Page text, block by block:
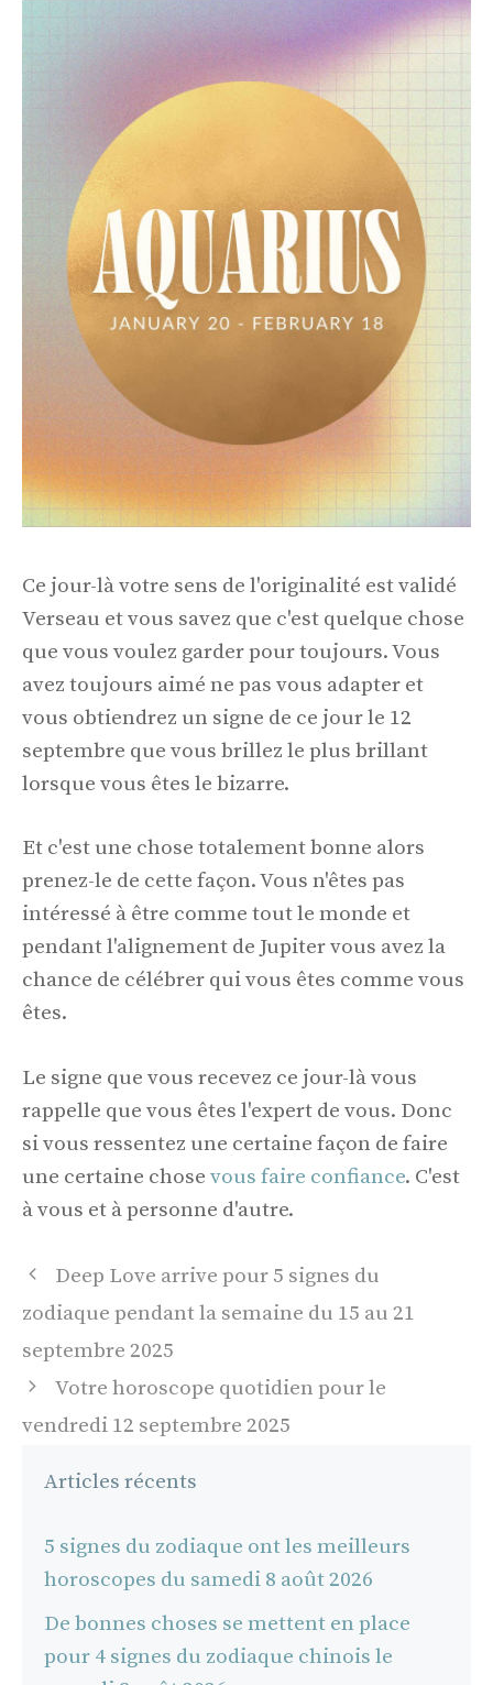
Ce jour-là votre sens de l'originalité est validé
Verseau et vous savez que c'est quelque chose
que vous voulez garder pour toujours. Vous
avez toujours aimé ne pas vous adapter et
vous obtiendrez un signe de ce jour le 12
septembre que vous brillez le plus brillant
lorsque vous êtes le bizarre.
Et c'est une chose totalement bonne alors
prenez-le de cette façon. Vous n'êtes pas
intéressé à être comme tout le monde et
pendant l'alignement de Jupiter vous avez la
chance de célébrer qui vous êtes comme vous
êtes.
Le signe que vous recevez ce jour-là vous
rappelle que vous êtes l'expert de vous. Donc
si vous ressentez une certaine façon de faire
une certaine chose vous faire confiance. C'est
à vous et à personne d'autre.
Navigation
des
Deep Love arrive pour 5 signes du
zodiaque pendant la semaine du 15 au 21
septembre 2025
Votre horoscope quotidien pour le
vendredi 12 septembre 2025
Articles récents
5 signes du zodiaque ont les meilleurs
horoscopes du samedi 8 août 2026
De bonnes choses se mettent en place
pour 4 signes du zodiaque chinois le